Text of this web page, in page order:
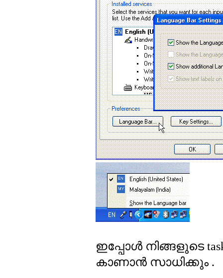
ഇപ്പോള്‍ നിങ്ങളുടെ
കാണാന്‍ സാധിക്കും .